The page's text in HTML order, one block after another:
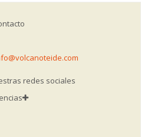
redes sociales